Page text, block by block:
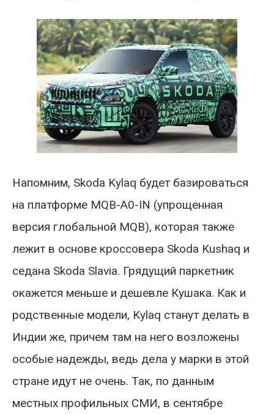
Напомним, Skoda Kylaq будет базироваться
на платформе MQB-A0-IN (упрощенная
версия глобальной MQB), которая также
лежит в основе кроссовера Skoda Kushaq и
седана Skoda Slavia. Грядущий паркетник
окажется меньше и дешевле Кушака. Как и
родственные модели, Kylaq станут делать в
Индии же, причем там на него возложены
особые надежды, ведь дела у марки в этой
стране идут не очень. Так, по данным
местных профильных СМИ, в сентябре